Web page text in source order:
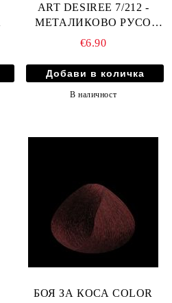
ART DESIREE 7/212 -
МЕТАЛИКОВО РУСО
АМЕТИСТ
€6.90
В наличност
БОЯ ЗА КОСА COLOR